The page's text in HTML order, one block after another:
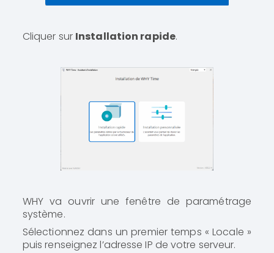
Cliquer sur Installation rapide.
WHY va ouvrir une fenêtre de paramétrage
système.
Sélectionnez dans un premier temps « Locale »
puis renseignez l’adresse IP de votre serveur.